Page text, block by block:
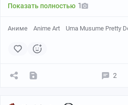
Показать полностью 1
Аниме Anime Art Uma Musume Pretty
2